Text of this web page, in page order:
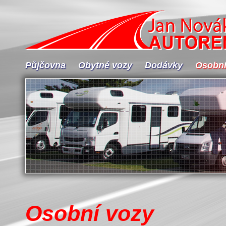
Půjčovna Obytné vozy Dodávky
Osobní vozy